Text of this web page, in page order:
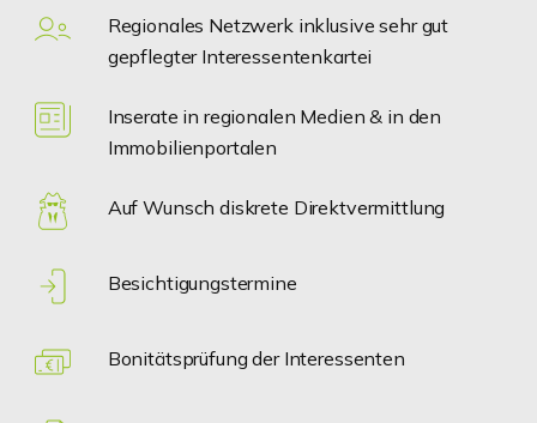
Regionales Netzwerk inklusive sehr gut
gepflegter Interessentenkartei
Inserate in regionalen Medien & in den
Immobilienportalen
Auf Wunsch diskrete Direktvermittlung
Besichtigungstermine
Bonitätsprüfung der Interessenten